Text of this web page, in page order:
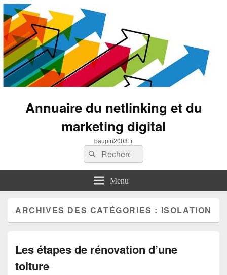
Annuaire du netlinking et du
marketing digital
baupin2008.fr
Recherche :
Rechercher
Menu
ARCHIVES DES CATÉGORIES : ISOLATION
Les étapes de rénovation d’une
toiture